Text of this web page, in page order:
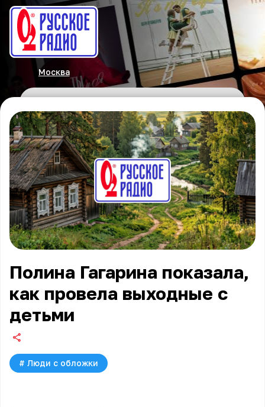
Москва
Полина Гагарина показала,
как провела выходные с
детьми
# Люди с обложки